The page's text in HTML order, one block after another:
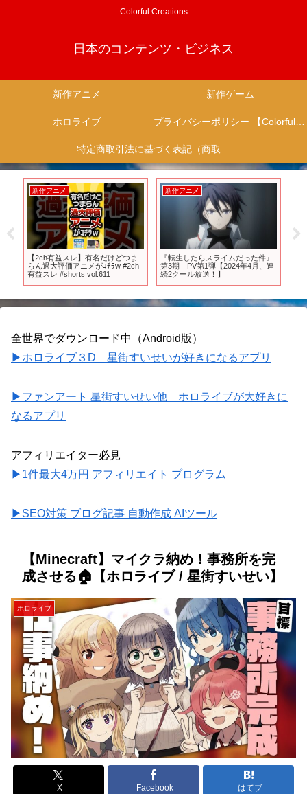
Colorful Creations
日本のコンテンツ・ビジネス
新作アニメ 新作ゲーム
ホロライブ プライバシーポリシー 【Colorful Creation】
特定商取引法に基づく表記（商取引に関する開示）
新作アニメ
【2ch有益スレ】有名だけどつま
らん過大評価アニメがｺﾁﾗw #2ch
有益スレ #shorts vol.611
新作アニメ
『転生したらスライムだった件』
第3期 PV第1弾【2024年4月、連
続2クール放送！】
全世界でダウンロード中（Android版）
▶ホロライブ３D 星街すいせいが好きになるアプリ
▶ファンアート 星街すいせい他 ホロライブが大好きに
なるアプリ
アフィリエイター必見
▶1件最大4万円 アフィリエイト プログラム
▶SEO対策 ブログ記事 自動作成 AIツール
【Minecraft】マイクラ納め！事務所を完
成させる🏠【ホロライブ / 星街すいせい】
ホロライブ
X Facebook はてブ